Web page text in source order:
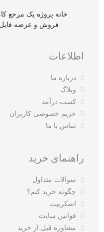
خانه پروژه یک مرجع
فروش و عرضه فایل
اطلاعات
درباره ما
وبلاگ
کسب درآمد
حریم خصوصی کاربران
تماس با ما
راهنمای خرید
سوالات متداول
چگونه خرید کنم؟
اسکریپت
قوانین سایت
مشاوره قبل از خرید